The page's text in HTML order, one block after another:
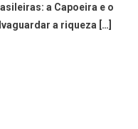
a Capoeira e o
a riqueza […]